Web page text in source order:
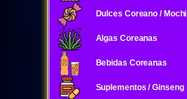
Dulces Coreano / Mochi
Algas Coreanas
Bebidas Coreanas
Suplementos / Ginseng